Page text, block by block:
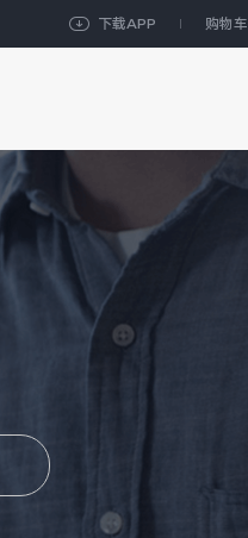
下载APP 购物车